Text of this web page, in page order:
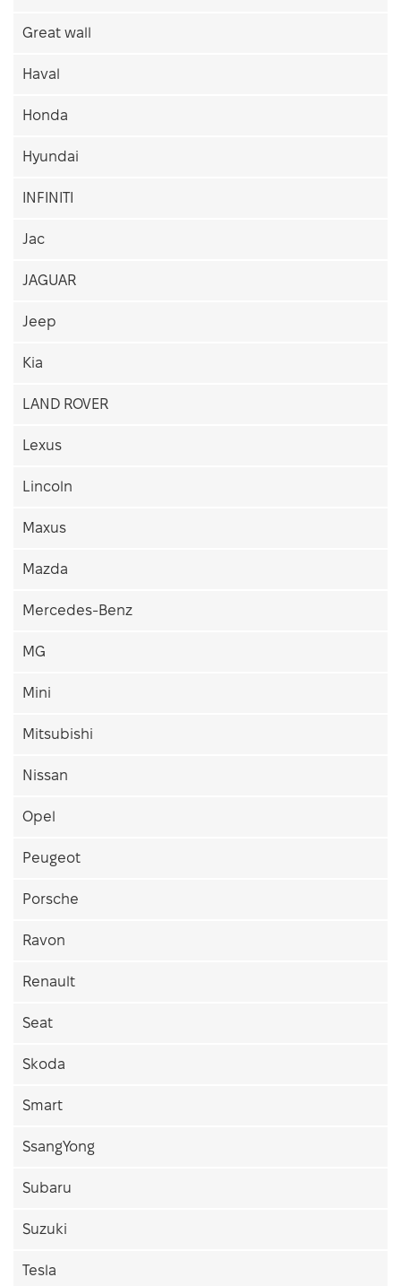
Great wall
Haval
Honda
Hyundai
INFINITI
Jac
JAGUAR
Jeep
Kia
LAND ROVER
Lexus
Lincoln
Maxus
Mazda
Mercedes-Benz
MG
Mini
Mitsubishi
Nissan
Opel
Peugeot
Porsche
Ravon
Renault
Seat
Skoda
Smart
SsangYong
Subaru
Suzuki
Tesla